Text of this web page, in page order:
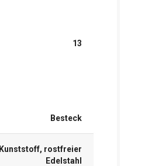
13
Besteck
Kunststoff, rostfreier
Edelstahl